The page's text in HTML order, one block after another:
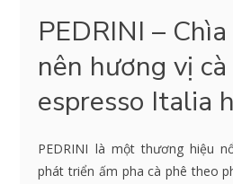
PEDRINI –
nên hương vị
espresso Italia
PEDRINI là một thương hiệu
phát triển ấm pha cà phê theo